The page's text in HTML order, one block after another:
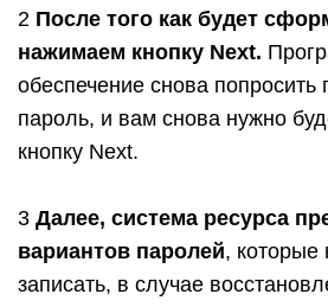
2 После того как будет
нажимаем кнопку Next.
обеспечение снова попросить
пароль, и вам снова нужно
кнопку Next.
3 Далее, система ресурса
вариантов паролей, которые
записать, в случае